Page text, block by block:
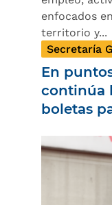
enfocados
territorio y...
Secretaría
En
continúa
boletas